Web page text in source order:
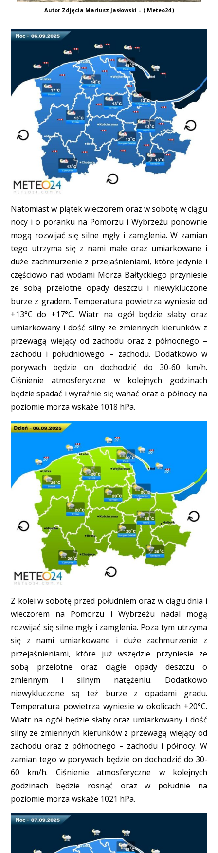
Autor Zdjęcia Mariusz Jasłowski – ( Meteo24 )
Natomiast w piątek wieczorem oraz w sobotę w ciągu
nocy i o poranku na Pomorzu i Wybrzeżu ponownie
mogą rozwijać się silne mgły i zamglenia. W zamian
tego utrzyma się z nami małe oraz umiarkowane i
duże zachmurzenie z przejaśnieniami, które jedynie i
częściowo nad wodami Morza Bałtyckiego przyniesie
ze sobą przelotne opady deszczu i niewykluczone
burze z gradem. Temperatura powietrza wyniesie od
+13°C do +17°C. Wiatr na ogół będzie słaby oraz
umiarkowany i dość silny ze zmiennych kierunków z
przewagą wiejący od zachodu oraz z północnego –
zachodu i południowego – zachodu. Dodatkowo w
porywach będzie on dochodzić do 30-60 km/h.
Ciśnienie atmosferyczne w kolejnych godzinach
będzie spadać i wyraźnie się wahać oraz o północy na
poziomie morza wskaże 1018 hPa.
Z kolei w sobotę przed południem oraz w ciągu dnia i
wieczorem na Pomorzu i Wybrzeżu nadal mogą
rozwijać się silne mgły i zamglenia. Poza tym utrzyma
się z nami umiarkowane i duże zachmurzenie z
przejaśnieniami, które już wszędzie przyniesie ze
sobą przelotne oraz ciągłe opady deszczu o
zmiennym i silnym natężeniu. Dodatkowo
niewykluczone są też burze z opadami gradu.
Temperatura powietrza wyniesie w okolicach +20°C.
Wiatr na ogół będzie słaby oraz umiarkowany i dość
silny ze zmiennych kierunków z przewagą wiejący od
zachodu oraz z północnego – zachodu i północy. W
zamian tego w porywach będzie on dochodzić do 30-
60 km/h. Ciśnienie atmosferyczne w kolejnych
godzinach będzie rosnąć oraz w południe na
poziomie morza wskaże 1021 hPa.